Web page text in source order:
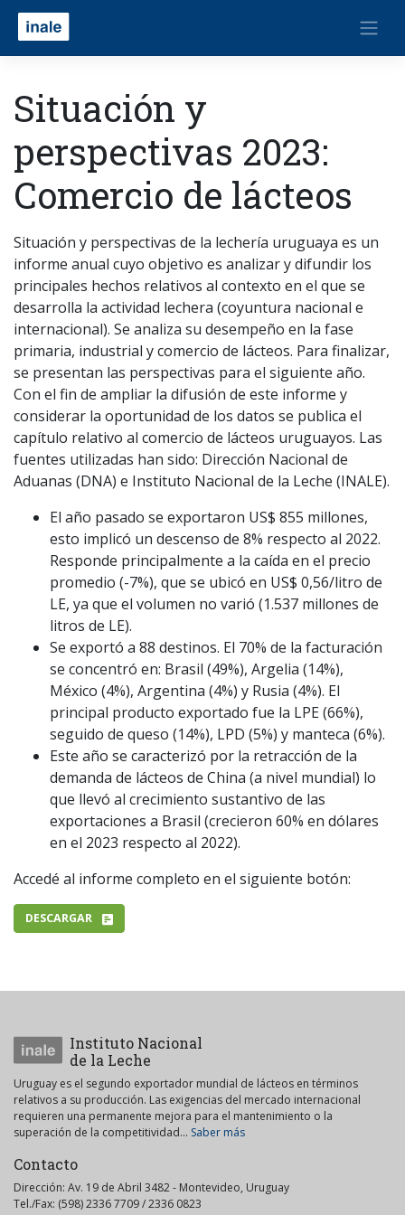
Situación y
perspectivas 2023:
Comercio de lácteos
Situación y perspectivas de la lechería uruguaya es un
informe anual cuyo objetivo es analizar y difundir los
principales hechos relativos al contexto en el que se
desarrolla la actividad lechera (coyuntura nacional e
internacional). Se analiza su desempeño en la fase
primaria, industrial y comercio de lácteos. Para finalizar,
se presentan las perspectivas para el siguiente año.
Con el fin de ampliar la difusión de este informe y
considerar la oportunidad de los datos se publica el
capítulo relativo al comercio de lácteos uruguayos. Las
fuentes utilizadas han sido: Dirección Nacional de
Aduanas (DNA) e Instituto Nacional de la Leche (INALE).
El año pasado se exportaron US$ 855 millones,
esto implicó un descenso de 8% respecto al 2022.
Responde principalmente a la caída en el precio
promedio (-7%), que se ubicó en US$ 0,56/litro de
LE, ya que el volumen no varió (1.537 millones de
litros de LE).
Se exportó a 88 destinos. El 70% de la facturación
se concentró en: Brasil (49%), Argelia (14%),
México (4%), Argentina (4%) y Rusia (4%). El
principal producto exportado fue la LPE (66%),
seguido de queso (14%), LPD (5%) y manteca (6%).
Este año se caracterizó por la retracción de la
demanda de lácteos de China (a nivel mundial) lo
que llevó al crecimiento sustantivo de las
exportaciones a Brasil (crecieron 60% en dólares
en el 2023 respecto al 2022).
Accedé al informe completo en el siguiente botón:
DESCARGAR
Instituto Nacional
de la Leche
Uruguay es el segundo exportador mundial de lácteos en términos
relativos a su producción. Las exigencias del mercado internacional
requieren una permanente mejora para el mantenimiento o la
superación de la competitividad... Saber más
Contacto
Dirección: Av. 19 de Abril 3482 - Montevideo, Uruguay
Tel./Fax: (598) 2336 7709 / 2336 0823